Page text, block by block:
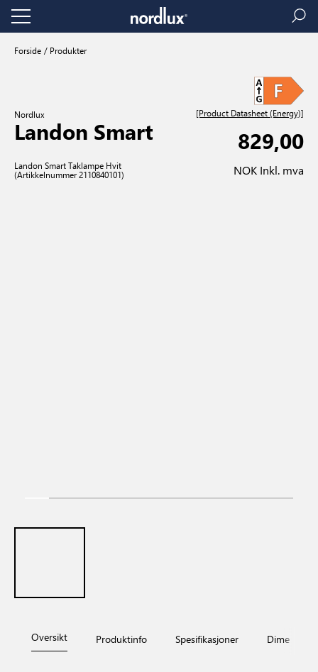
Forside Produkter
Nordlux
Landon Smart
Landon Smart Taklampe Hvit
(Artikkelnummer 2110840101)
[Product Datasheet (Energy)]
829,00
NOK Inkl. mva
Oversikt Produktinfo Spesifikasjoner